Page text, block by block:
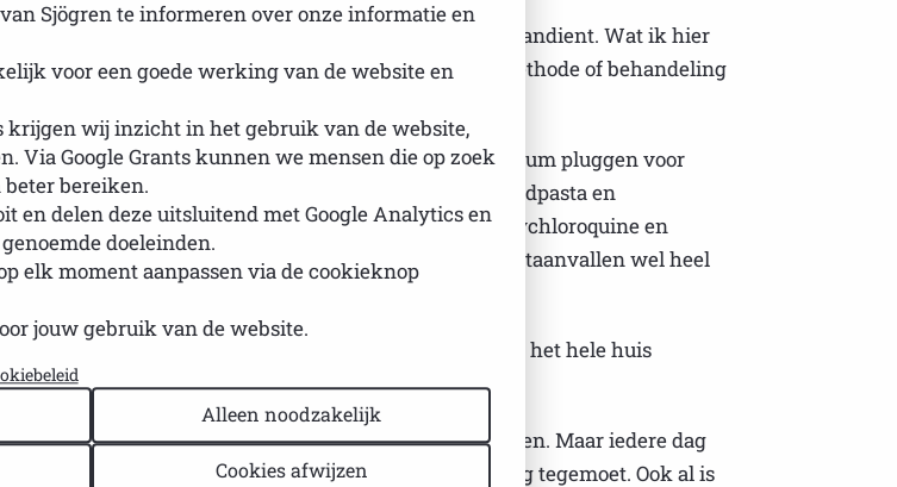
ben aan het ene probleem, het volgende zich weer aandient. Wat ik hier
volgende zal wennen. Even zoeken naar de juiste methode of behandeling
van de dokter voor mij nu vergoed) samen met punctum pluggen voor
Mijn Ricola honing lemon voor het sabbelen, tandpasta en
kan niet tegen die structuur in mijn mond) Hydroxychloroquine en
maar met opvliegers erbij werden de zweetaanvallen wel heel
hoef ik niet uit te leggen denk ik. Hihi. Oh ja, en door het hele huis
je leven behoorlijk kan beheersen en op zijn kop zetten. Maar iedere dag
ga ik met een lach (en mijn tasje) weer de dag tegemoet. Ook al is
Sjögren te informeren over onze informatie en
voor een goede werking van de website en
krijgen wij inzicht in het gebruik van de website,
Via Google Grants kunnen we mensen die op zoek
bereiken.
en delen deze uitsluitend met Google Analytics en
doeleinden.
elk moment aanpassen via de cookieknop
jouw gebruik van de website.
Alleen noodzakelijk
Cookies afwijzen